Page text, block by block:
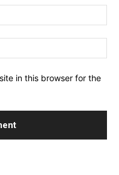
in this browser for the